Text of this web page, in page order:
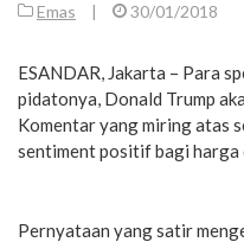
Emas | 30/01/2018
ESANDAR, Jakarta – Para
pidatonya, Donald Trump
Komentar yang miring atas
sentiment positif bagi harga
Pernyataan yang satir